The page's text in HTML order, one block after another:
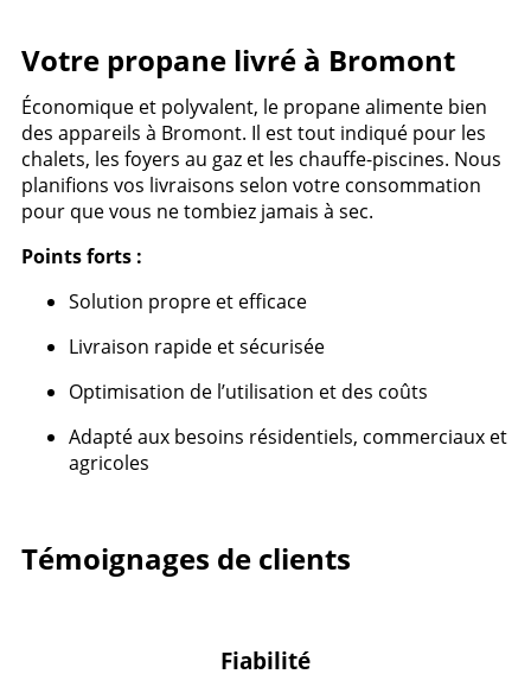
Votre propane livré à Bromont
Économique et polyvalent, le propane alimente bien
des appareils à Bromont. Il est tout indiqué pour les
chalets, les foyers au gaz et les chauffe-piscines. Nous
planifions vos livraisons selon votre consommation
pour que vous ne tombiez jamais à sec.
Points forts :
Solution propre et efficace
Livraison rapide et sécurisée
Optimisation de l’utilisation et des coûts
Adapté aux besoins résidentiels, commerciaux et
agricoles
Témoignages de clients
Fiabilité